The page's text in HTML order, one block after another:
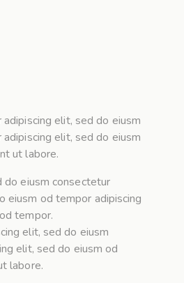
elit, sed do eiusm
elit, sed do eiusm
ut labore.
do eiusm consectetur
eiusm od tempor adipiscing
tempor.
elit, sed do eiusm
elit, sed do eiusm od
labore.